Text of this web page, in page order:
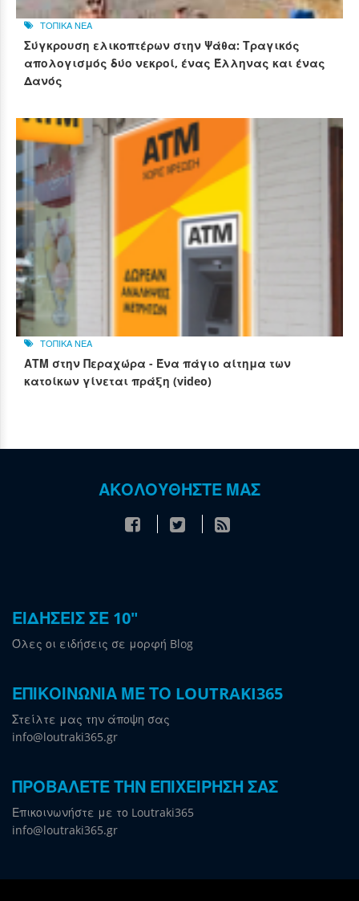
ΤΟΠΙΚΑ ΝΕΑ
Σύγκρουση ελικοπτέρων στην Ψάθα: Τραγικός
απολογισμός δύο νεκροί, ένας Έλληνας και ένας
Δανός
ΤΟΠΙΚΑ ΝΕΑ
ΑΤΜ στην Περαχώρα - Ένα πάγιο αίτημα των
κατοίκων γίνεται πράξη (video)
ΑΚΟΛΟΥΘΗΣΤΕ ΜΑΣ
ΕΙΔΗΣΕΙΣ ΣΕ 10"
Όλες οι ειδήσεις σε μορφή Blog
ΕΠΙΚΟΙΝΩΝΙΑ ΜΕ ΤΟ LOUTRAKI365
Στείλτε μας την άποψη σας
info@loutraki365.gr
ΠΡΟΒΑΛΕΤΕ ΤΗΝ ΕΠΙΧΕΙΡΗΣΗ ΣΑΣ
Επικοινωνήστε με το Loutraki365
info@loutraki365.gr